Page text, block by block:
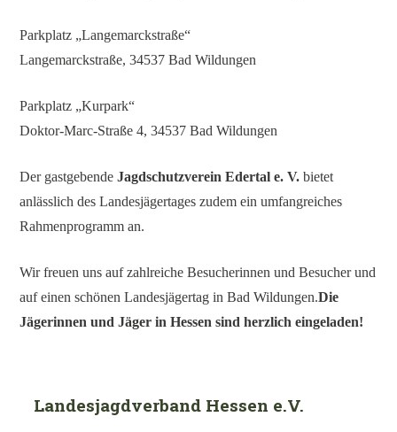
Parkplatz „Langemarckstraße“
Langemarckstraße, 34537 Bad Wildungen
Parkplatz „Kurpark“
Doktor-Marc-Straße 4, 34537 Bad Wildungen
Der gastgebendeJagdschutzverein Edertal e. V. bietet
anlässlich des Landesjägertages zudem ein umfangreiches
Rahmenprogramm an.
Wir freuen uns auf zahlreiche Besucherinnen und Besucher und
auf einen schönen Landesjägertag in Bad Wildungen.Die
Jägerinnen und Jäger in Hessen sind herzlich eingeladen!
Landesjagdverband Hessen e.V.